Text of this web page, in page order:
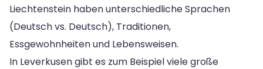
Liechtenstein haben unterschiedliche Sprachen
(Deutsch vs. Deutsch), Traditionen,
Essgewohnheiten und Lebensweisen.
In Leverkusen gibt es zum Beispiel viele große